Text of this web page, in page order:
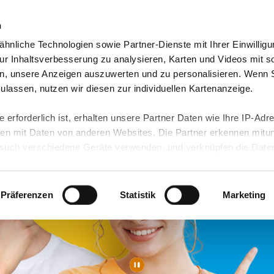
Technologien sowie Partner-Dienste mit Ihrer
Inhaltsverbesserung zu analysieren, Karten und Videos mit
unsere Anzeigen auszuwerten und zu personalisieren. Wenn
nutzen wir diesen zur individuellen Kartenanzeige.
erforderlich ist, erhalten unsere Partner Daten wie Ihre IP-
mit Daten von anderen Websites. Die Partner erkennen
verschiedene Geräte verwenden, und verknüpfen die
Daten führen kann.
unserenDatenschutzhinweisenund in unsererCookie-
Funktionen für diese Zwecke aktiviert sind, müssen Sie
mittels nachfolgender Buttons über Ihre Einwilligung für
erteilte Einwilligung stets für die Zukunft widerrufen. Bitte
Präferenzen Statistik Marketing
Freiwilligendienst Ausland In